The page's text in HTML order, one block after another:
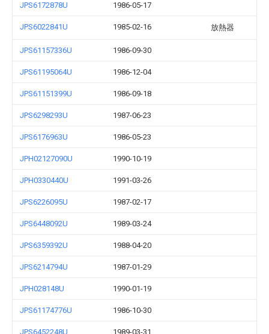
JPS6172878U 1986-05-17
JPS6022841U 1985-02-16 放熱器
JPS61157336U 1986-09-30
JPS61195064U 1986-12-04
JPS61151399U 1986-09-18
JPS6298293U 1987-06-23
JPS6176963U 1986-05-23
JPH02127090U 1990-10-19
JPH0330440U 1991-03-26
JPS6226095U 1987-02-17
JPS6448092U 1989-03-24
JPS6359392U 1988-04-20
JPS6214794U 1987-01-29
JPH028148U 1990-01-19
JPS61174776U 1986-10-30
JPS6452248U 1989-03-31